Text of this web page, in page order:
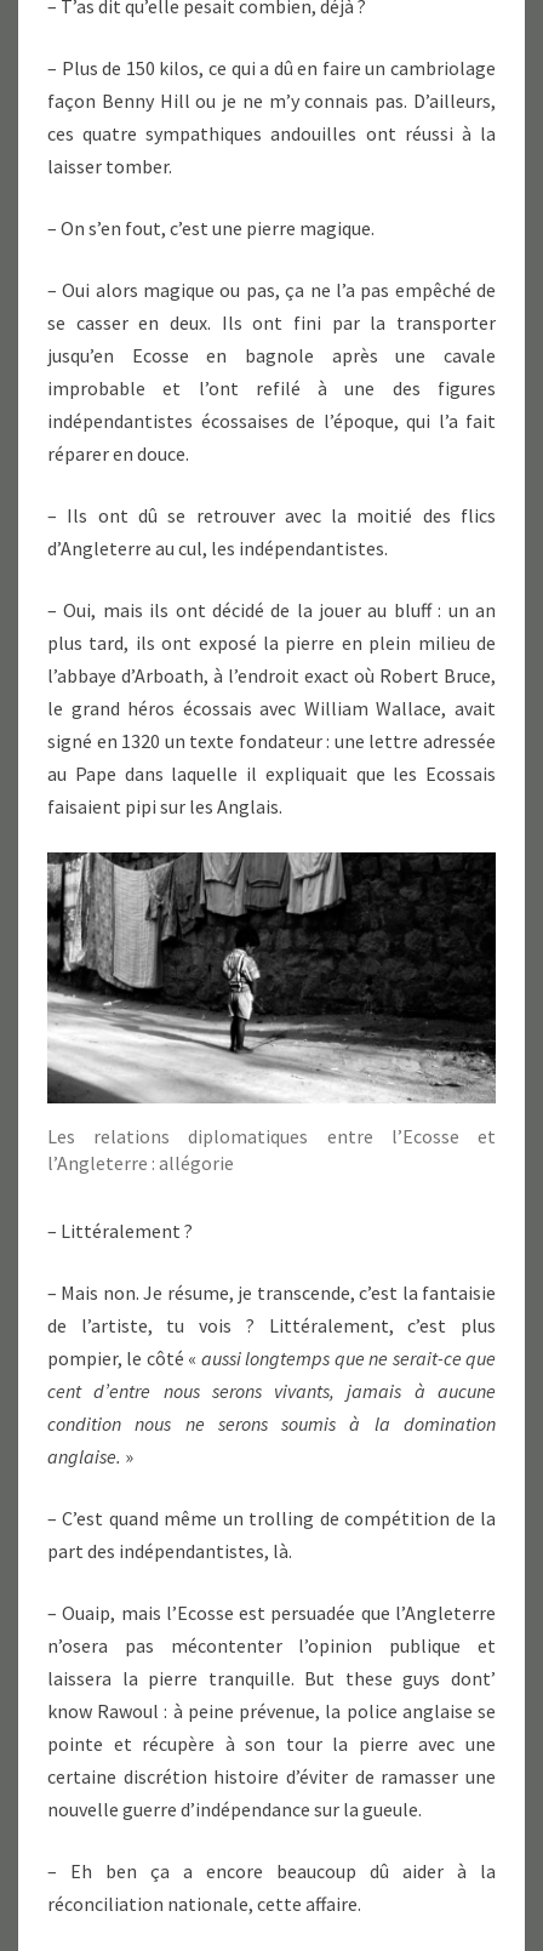
– T’as dit qu’elle pesait combien, déjà ?
– Plus de 150 kilos, ce qui a dû en faire un cambriolage
façon Benny Hill ou je ne m’y connais pas. D’ailleurs,
ces quatre sympathiques andouilles ont réussi à la
laisser tomber.
– On s’en fout, c’est une pierre magique.
– Oui alors magique ou pas, ça ne l’a pas empêché de
se casser en deux. Ils ont fini par la transporter
jusqu’en Ecosse en bagnole après une cavale
improbable et l’ont refilé à une des figures
indépendantistes écossaises de l’époque, qui l’a fait
réparer en douce.
– Ils ont dû se retrouver avec la moitié des flics
d’Angleterre au cul, les indépendantistes.
– Oui, mais ils ont décidé de la jouer au bluff : un an
plus tard, ils ont exposé la pierre en plein milieu de
l’abbaye d’Arboath, à l’endroit exact où Robert Bruce,
le grand héros écossais avec William Wallace, avait
signé en 1320 un texte fondateur : une lettre adressée
au Pape dans laquelle il expliquait que les Ecossais
faisaient pipi sur les Anglais.
Les relations diplomatiques entre l’Ecosse et
l’Angleterre : allégorie
– Littéralement ?
– Mais non. Je résume, je transcende, c’est la fantaisie
de l’artiste, tu vois ? Littéralement, c’est plus
pompier, le côté « aussi longtemps que ne serait-ce que
cent d’entre nous serons vivants, jamais à aucune
condition nous ne serons soumis à la domination
anglaise. »
– C’est quand même un trolling de compétition de la
part des indépendantistes, là.
– Ouaip, mais l’Ecosse est persuadée que l’Angleterre
n’osera pas mécontenter l’opinion publique et
laissera la pierre tranquille. But these guys dont’
know Rawoul : à peine prévenue, la police anglaise se
pointe et récupère à son tour la pierre avec une
certaine discrétion histoire d’éviter de ramasser une
nouvelle guerre d’indépendance sur la gueule.
– Eh ben ça a encore beaucoup dû aider à la
réconciliation nationale, cette affaire.